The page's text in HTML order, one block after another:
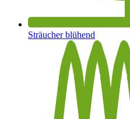
Sträucher blühend